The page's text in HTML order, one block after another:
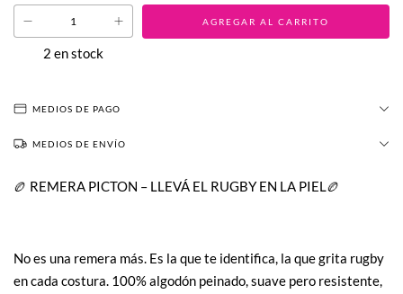
2 en stock
MEDIOS DE PAGO
MEDIOS DE ENVÍO
🏉 REMERA PICTON – LLEVÁ EL RUGBY EN LA PIEL🏉
No es una remera más. Es la que te identifica, la que grita rugby
en cada costura. 100% algodón peinado, suave pero resistente,